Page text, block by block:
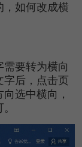
，如何改成横
要转为横向
字后，点击页
选中横向，